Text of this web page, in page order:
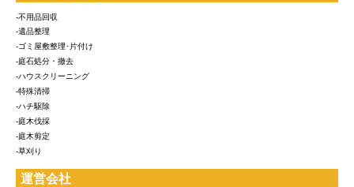
-不用品回収
-遺品整理
-ゴミ屋敷整理･片付け
-庭石処分・撤去
-ハウスクリーニング
-特殊清掃
-ハチ駆除
-庭木伐採
-庭木剪定
-草刈り
運営会社